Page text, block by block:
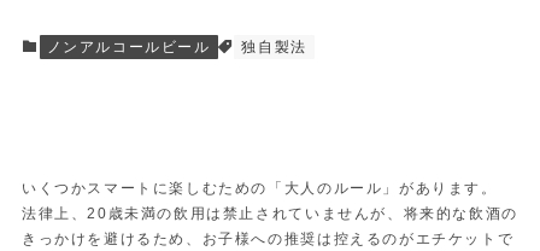
ノンアルコールビール 独自製法
いくつかスマートに楽しむための「大人のルール」があります。
法律上、20歳未満の飲用は禁止されていませんが、将来的な飲酒の
きっかけを避けるため、お子様への推奨は控えるのがエチケットで